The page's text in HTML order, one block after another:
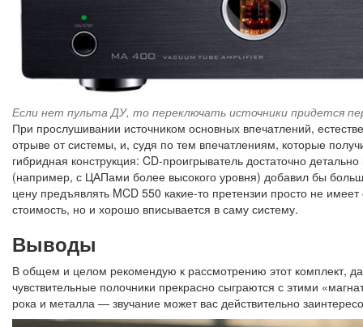
Если нет пульта ДУ, то переключать источники придется
При прослушивании источником основных впечатлений,
отрыве от системы, и, судя по тем впечатлениям, которые
гибридная конструкция: CD-проигрыватель достаточно
(например, с ЦАПами более высокого уровня) добавил бы
цену предъявлять MCD 550 какие-то претензии просто не
стоимость, но и хорошо вписывается в саму систему.
Выводы
В общем и целом рекомендую к рассмотрению этот комплект,
чувствительные полочники прекрасно сыграются с этими
рока и металла — звучание может вас действительно